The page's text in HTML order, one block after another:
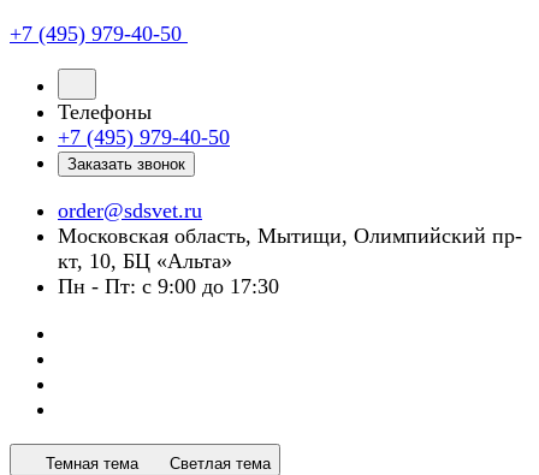
+7 (495) 979-40-50
Телефоны
+7 (495) 979-40-50
Заказать звонок
order@sdsvet.ru
Московская область, Мытищи, Олимпийский пр-
кт, 10, БЦ «Альта»
Пн - Пт: с 9:00 до 17:30
Темная тема Светлая тема